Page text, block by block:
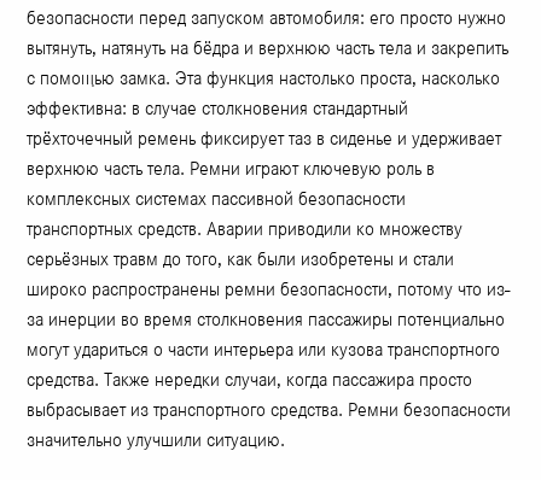
безопасности перед запуском автомобиля: его просто нужно
вытянуть, натянуть на бёдра и верхнюю часть тела и закрепить
с помощью замка. Эта функция настолько проста, насколько
эффективна: в случае столкновения стандартный
трёхточечный ремень фиксирует таз в сиденье и удерживает
верхнюю часть тела. Ремни играют ключевую роль в
комплексных системах пассивной безопасности
транспортных средств. Аварии приводили ко множеству
серьёзных травм до того, как были изобретены и стали
широко распространены ремни безопасности, потому что из-
за инерции во время столкновения пассажиры потенциально
могут удариться о части интерьера или кузова транспортного
средства. Также нередки случаи, когда пассажира просто
выбрасывает из транспортного средства. Ремни безопасности
значительно улучшили ситуацию.